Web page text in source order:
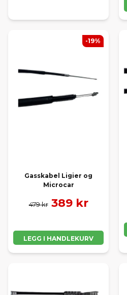
Gasskabel Ligier og
Microcar
479 kr 389 kr
LEGG I HANDLEKURV
-19%